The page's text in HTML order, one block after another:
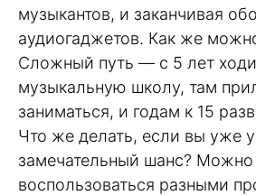
музыкантов, и заканчивая
аудиогаджетов. Как же
Сложный путь — с 5 лет
музыкальную школу, там
заниматься, и годам к 15
Что же делать, если вы уже
замечательный шанс? Можно
воспользоваться разными